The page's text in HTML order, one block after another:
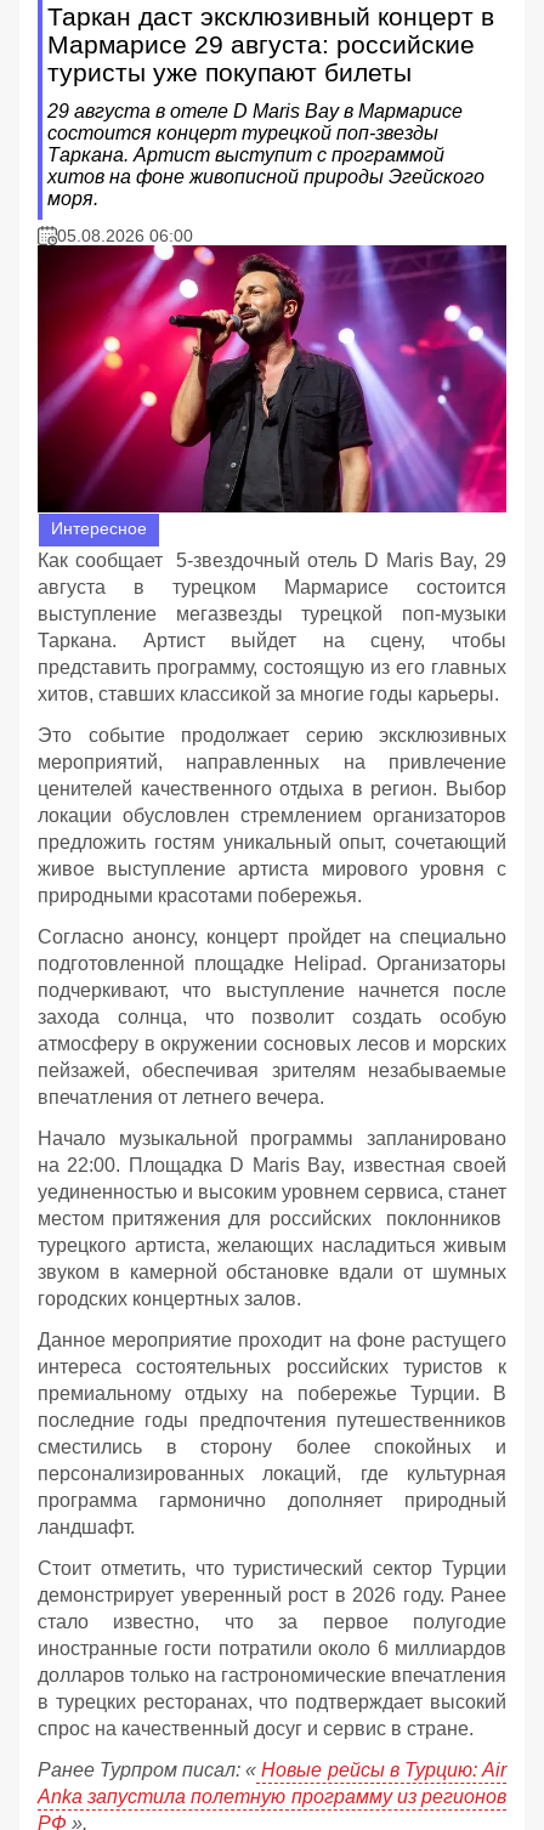
Таркан даст эксклюзивный концерт в
Мармарисе 29 августа: российские
туристы уже покупают билеты
29 августа в отеле D Maris Bay в Мармарисе
состоится концерт турецкой поп-звезды
Таркана. Артист выступит с программой
хитов на фоне живописной природы Эгейского
моря.
05.08.2026 06:00
Интересное
Как сообщает 5-звездочный отель D Maris Bay, 29
августа в турецком Мармарисе состоится
выступление мегазвезды турецкой поп-музыки
Таркана. Артист выйдет на сцену, чтобы
представить программу, состоящую из его главных
хитов, ставших классикой за многие годы карьеры.
Это событие продолжает серию эксклюзивных
мероприятий, направленных на привлечение
ценителей качественного отдыха в регион. Выбор
локации обусловлен стремлением организаторов
предложить гостям уникальный опыт, сочетающий
живое выступление артиста мирового уровня с
природными красотами побережья.
Согласно анонсу, концерт пройдет на специально
подготовленной площадке Helipad. Организаторы
подчеркивают, что выступление начнется после
захода солнца, что позволит создать особую
атмосферу в окружении сосновых лесов и морских
пейзажей, обеспечивая зрителям незабываемые
впечатления от летнего вечера.
Начало музыкальной программы запланировано
на 22:00. Площадка D Maris Bay, известная своей
уединенностью и высоким уровнем сервиса, станет
местом притяжения для российских поклонников
турецкого артиста, желающих насладиться живым
звуком в камерной обстановке вдали от шумных
городских концертных залов.
Данное мероприятие проходит на фоне растущего
интереса состоятельных российских туристов к
премиальному отдыху на побережье Турции. В
последние годы предпочтения путешественников
сместились в сторону более спокойных и
персонализированных локаций, где культурная
программа гармонично дополняет природный
ландшафт.
Стоит отметить, что туристический сектор Турции
демонстрирует уверенный рост в 2026 году. Ранее
стало известно, что за первое полугодие
иностранные гости потратили около 6 миллиардов
долларов только на гастрономические впечатления
в турецких ресторанах, что подтверждает высокий
спрос на качественный досуг и сервис в стране.
Ранее Турпром писал: « Новые рейсы в Турцию: Air
Anka запустила полетную программу из регионов
РФ ».